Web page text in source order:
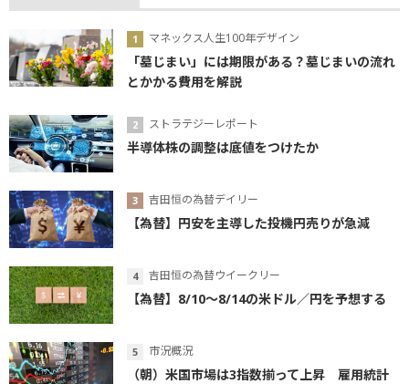
マネックス人生100年デザイン
「墓じまい」には期限がある？墓じまいの流れ
とかかる費用を解説
ストラテジーレポート
半導体株の調整は底値をつけたか
吉田恒の為替デイリー
【為替】円安を主導した投機円売りが急減
吉田恒の為替ウイークリー
【為替】8/10～8/14の米ドル／円を予想する
市況概況
（朝）米国市場は3指数揃って上昇 雇用統計